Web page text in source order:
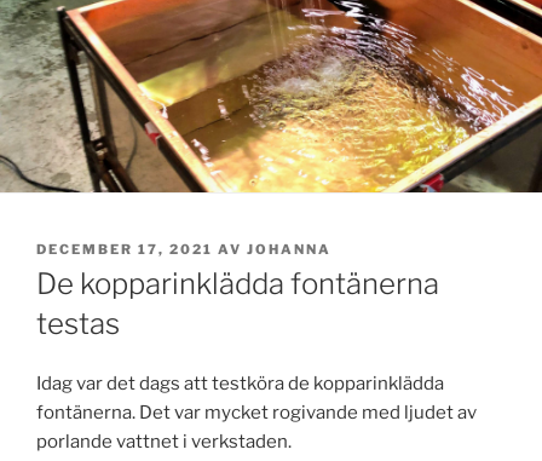
PUBLICERAT
DECEMBER 17, 2021 AV JOHANNA
De kopparinklädda fontänerna
testas
Idag var det dags att testköra de kopparinklädda
fontänerna. Det var mycket rogivande med ljudet av
porlande vattnet i verkstaden.